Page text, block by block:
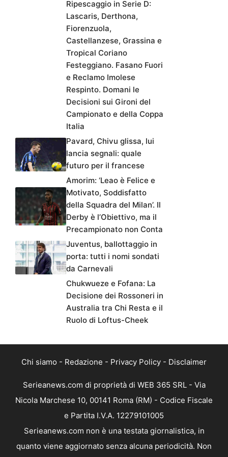
Ripescaggio in Serie D:
Lascaris, Derthona,
Fiorenzuola,
Castellanzese, Grassina e
Tropical Coriano
Festeggiano. Fasano Fuori
e Reclamo Imolese
Respinto. Domani le
Decisioni sui Gironi del
Campionato e della Coppa
Italia
Pavard, Chivu glissa, lui
lancia segnali: quale
futuro per il francese
Amorim: ‘Leao è Felice e
Motivato, Soddisfatto
della Squadra del Milan’. Il
Derby è l’Obiettivo, ma il
Precampionato non Conta
Juventus, ballottaggio in
porta: tutti i nomi sondati
da Carnevali
Chukwueze e Fofana: La
Decisione dei Rossoneri in
Australia tra Chi Resta e il
Ruolo di Loftus-Cheek
Chi siamo - Redazione - Privacy Policy - Disclaimer
Serieanews.com di proprietà di WEB 365 SRL - Via
Nicola Marchese 10, 00141 Roma (RM) - Codice Fiscale
e Partita I.V.A. 12279101005
Serieanews.com non è una testata giornalistica, in
quanto viene aggiornato senza alcuna periodicità. Non